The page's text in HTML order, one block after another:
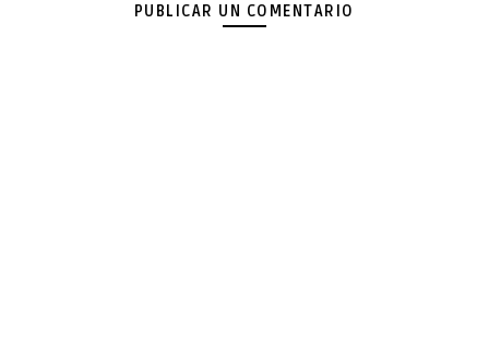
PUBLICAR UN COMENTARIO